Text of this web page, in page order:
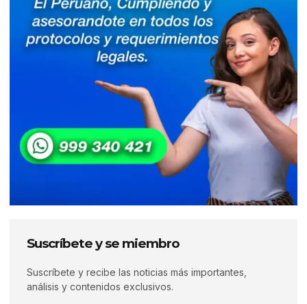
Suscríbete y se miembro
Suscríbete y recibe las noticias más importantes,
análisis y contenidos exclusivos.